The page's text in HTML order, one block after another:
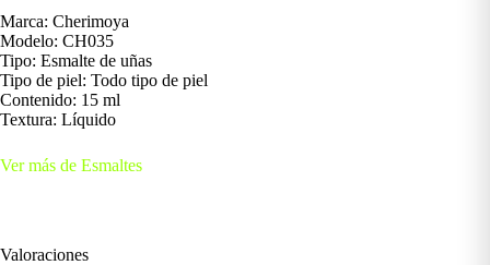
Marca: Cherimoya
Modelo: CH035
Tipo: Esmalte de uñas
Tipo de piel: Todo tipo de piel
Contenido: 15 ml
Textura: Líquido
Ver más de Esmaltes
Valoraciones